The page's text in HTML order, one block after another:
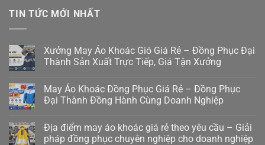
TIN TỨC MỚI NHẤT
Xưởng May Áo Khoác Gió Giá Rẻ – Đồng Phục Đại
Thành Sản Xuất Trực Tiếp, Giá Tận Xưởng
May Áo Khoác Đồng Phục Giá Rẻ – Đồng Phục
Đại Thành Đồng Hành Cùng Doanh Nghiệp
Địa điểm may áo khoác giá rẻ theo yêu cầu – Giải
pháp đồng phục chuyên nghiệp cho doanh nghiệp